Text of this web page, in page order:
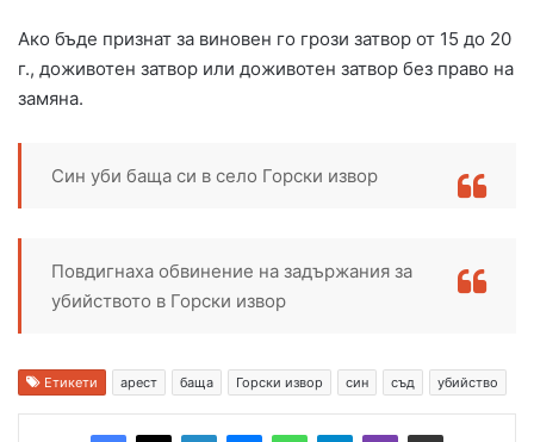
Ако бъде признат за виновен го грози затвор от 15 до 20
г., доживотен затвор или доживотен затвор без право на
замяна.
Син уби баща си в село Горски извор
Повдигнаха обвинение на задържания за
убийството в Горски извор
Етикети арест баща Горски извор син съд убийство